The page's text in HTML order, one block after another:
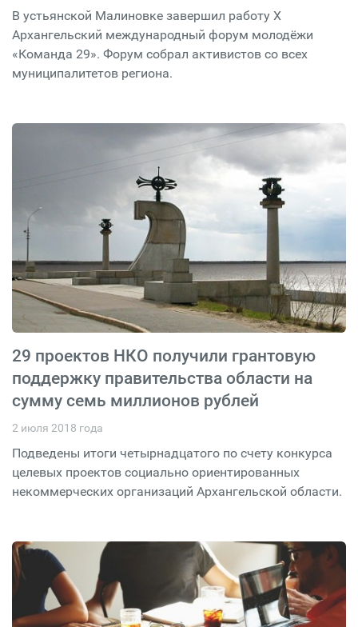
В устьянской Малиновке завершил работу X
Архангельский международный форум молодёжи
«Команда 29». Форум собрал активистов со всех
муниципалитетов региона.
29 проектов НКО получили грантовую
поддержку правительства области на
сумму семь миллионов рублей
2 июля 2018 года
Подведены итоги четырнадцатого по счету конкурса
целевых проектов социально ориентированных
некоммерческих организаций Архангельской области.